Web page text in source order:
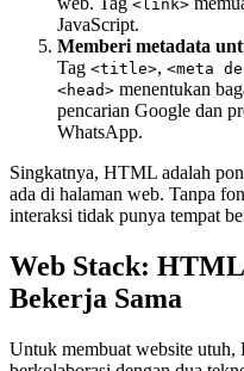
<link>
JavaScript.
Memberi metadata
Tag <title>, <meta
<head> menentukan
pencarian Google dan
WhatsApp.
Singkatnya, HTML adalah
ada di halaman web. Tanpa
interaksi tidak punya tempat
Web Stack:
Bekerja Sama
Untuk membuat website